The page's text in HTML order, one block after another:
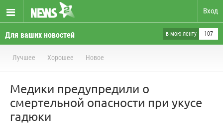
Вход
Для ваших новостей в мою ленту 107
Лучшее Хорошее Новое
Медики предупредили о
смертельной опасности при укусе
гадюки